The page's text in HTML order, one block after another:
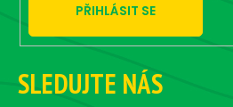
s
PŘIHLÁSIT SE
SLEDUJTE NÁS